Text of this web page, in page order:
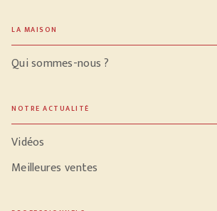
LA MAISON
Qui sommes-nous ?
NOTRE ACTUALITÉ
Vidéos
Meilleures ventes